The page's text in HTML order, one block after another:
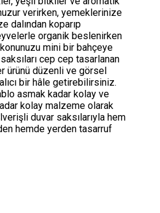
verirken, yemeklerinize
dalından koparıp
organik beslenirken
mini bir bahçeye
cep cep tasarlanan
ürünü düzenli ve görsel
bir hâle getirebilirsiniz.
asmak kadar kolay ve
kolay malzeme olarak
duvar saksılarıyla hem
hemde yerden tasarruf